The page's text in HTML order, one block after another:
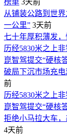
榜单 3天前
从铺装公路到世
一公里” 3天前
七十年厚积薄发，
历经5830米之上
崑智驾提交“硬核
破局下沉市场充
前
历经5830米之上
崑智驾提交“硬核
拒绝小马拉大车
4天前